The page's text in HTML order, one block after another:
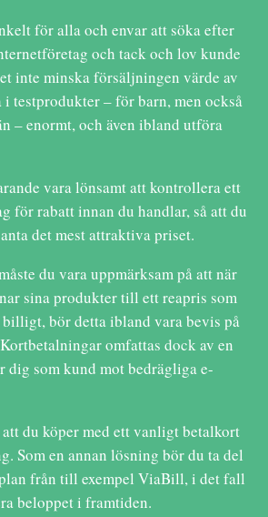
för alla och envar att söka efter
och tack och lov kunde
inte minska försäljningen värde av
i testprodukter – för barn, men också
– enormt, och även ibland utföra
vara lönsamt att kontrollera ett
för rabatt innan du handlar, så att du
det mest attraktiva priset.
du vara uppmärksam på att när
sina produkter till ett reapris som
bör detta ibland vara bevis på
omfattas dock av en
dig som kund mot bedrägliga e-
du köper med ett vanligt betalkort
Som en annan lösning bör du ta del
från till exempel ViaBill, i det fall
beloppet i framtiden.